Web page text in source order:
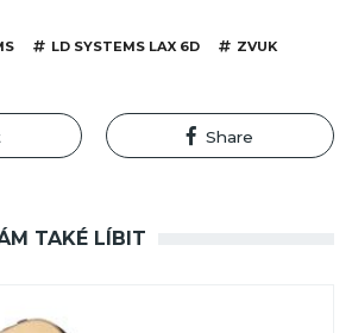
LD SYSTEMS LAX 6D ZVUK
Share
TAKÉ LÍBIT